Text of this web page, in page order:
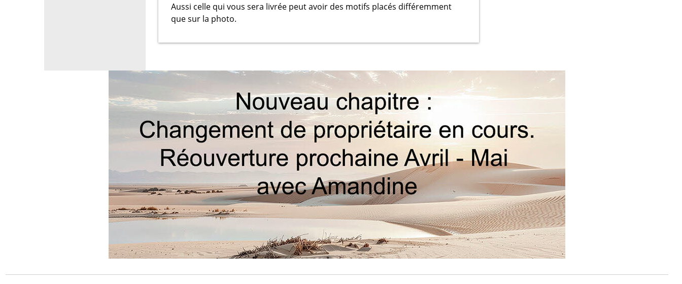
Aussi celle qui vous sera livrée peut avoir des motifs placés différemment
que sur la photo.